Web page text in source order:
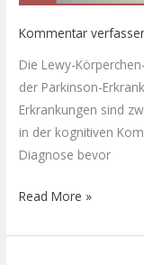
Kommentar
Die Lewy-
der Parkinson-
Erkrankungen sind
in der kognitiven
Diagnose bevor
Read More »